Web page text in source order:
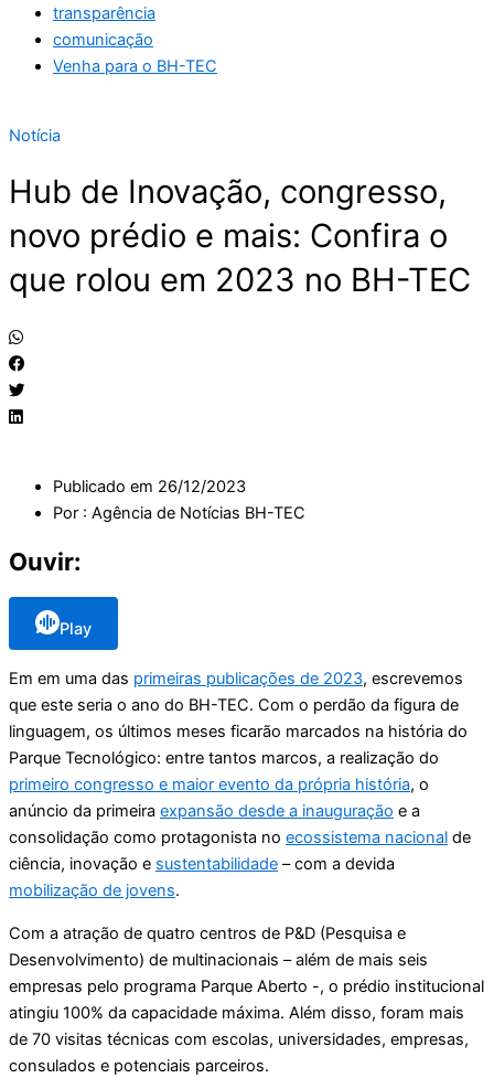
transparência
comunicação
Venha para o BH-TEC
Notícia
Hub de Inovação, congresso,
novo prédio e mais: Confira o
que rolou em 2023 no BH-TEC
Publicado em 26/12/2023
Por : Agência de Notícias BH-TEC
Ouvir:
Play
Em em uma das primeiras publicações de 2023, escrevemos
que este seria o ano do BH-TEC. Com o perdão da figura de
linguagem, os últimos meses ficarão marcados na história do
Parque Tecnológico: entre tantos marcos, a realização do
primeiro congresso e maior evento da própria história, o
anúncio da primeira expansão desde a inauguração e a
consolidação como protagonista no ecossistema nacional de
ciência, inovação e sustentabilidade – com a devida
mobilização de jovens.
Com a atração de quatro centros de P&D (Pesquisa e
Desenvolvimento) de multinacionais – além de mais seis
empresas pelo programa Parque Aberto -, o prédio institucional
atingiu 100% da capacidade máxima. Além disso, foram mais
de 70 visitas técnicas com escolas, universidades, empresas,
consulados e potenciais parceiros.